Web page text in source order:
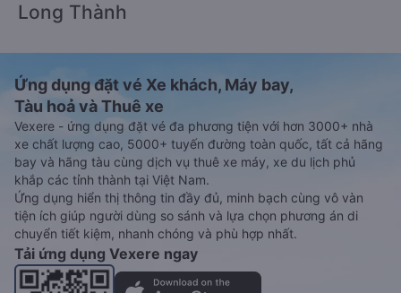
Long Thành
Ứng dụng đặt vé Xe khách, Máy bay,
Tàu hoả và Thuê xe
Vexere - ứng dụng đặt vé đa phương tiện với hơn 3000+ nhà
xe chất lượng cao, 5000+ tuyến đường toàn quốc, tất cả hãng
bay và hãng tàu cùng dịch vụ thuê xe máy, xe du lịch phủ
khắp các tỉnh thành tại Việt Nam.
Ứng dụng hiển thị thông tin đầy đủ, minh bạch cùng vô vàn
tiện ích giúp người dùng so sánh và lựa chọn phương án di
chuyển tiết kiệm, nhanh chóng và phù hợp nhất.
Tải ứng dụng Vexere ngay